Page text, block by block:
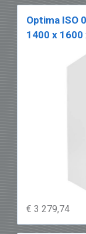
Optima ISO
1400 x 1600
€ 3 279,74